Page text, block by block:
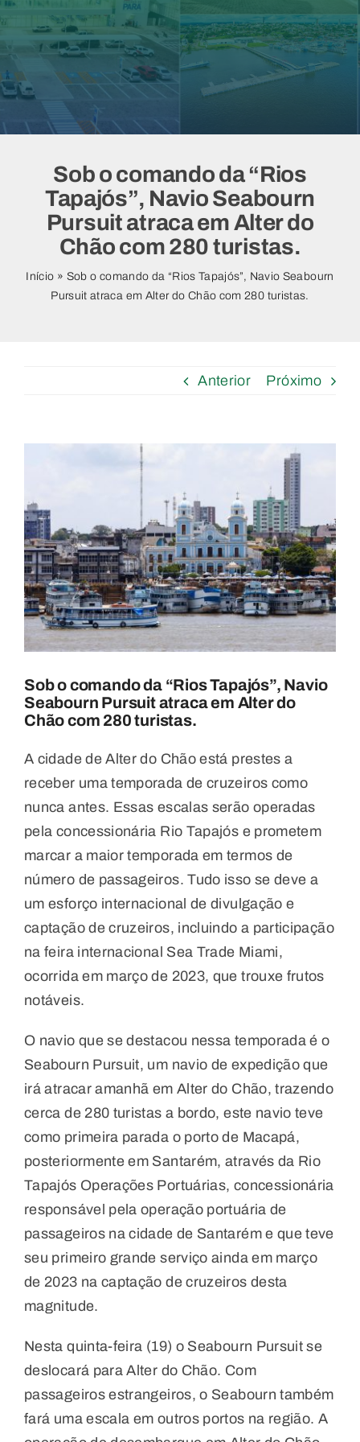
Sob o comando da “Rios
Tapajós”, Navio Seabourn
Pursuit atraca em Alter do
Chão com 280 turistas.
Início » Sob o comando da “Rios Tapajós”, Navio Seabourn
Pursuit atraca em Alter do Chão com 280 turistas.
Anterior Próximo
Image
Sob o comando da “Rios Tapajós”, Navio
Seabourn Pursuit atraca em Alter do
Chão com 280 turistas.
A cidade de Alter do Chão está prestes a
receber uma temporada de cruzeiros como
nunca antes. Essas escalas serão operadas
pela concessionária Rio Tapajós e prometem
marcar a maior temporada em termos de
número de passageiros. Tudo isso se deve a
um esforço internacional de divulgação e
captação de cruzeiros, incluindo a participação
na feira internacional Sea Trade Miami,
ocorrida em março de 2023, que trouxe frutos
notáveis.
O navio que se destacou nessa temporada é o
Seabourn Pursuit, um navio de expedição que
irá atracar amanhã em Alter do Chão, trazendo
cerca de 280 turistas a bordo, este navio teve
como primeira parada o porto de Macapá,
posteriormente em Santarém, através da Rio
Tapajós Operações Portuárias, concessionária
responsável pela operação portuária de
passageiros na cidade de Santarém e que teve
seu primeiro grande serviço ainda em março
de 2023 na captação de cruzeiros desta
magnitude.
Nesta quinta-feira (19) o Seabourn Pursuit se
deslocará para Alter do Chão. Com
passageiros estrangeiros, o Seabourn também
fará uma escala em outros portos na região. A